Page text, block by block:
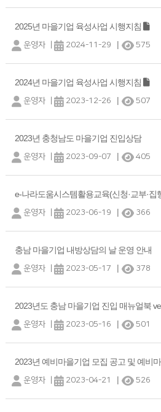
2025년 마을기업 육성사업 시행지침
운영자 2024-11-29 | 575
2024년 마을기업 육성사업 시행지침
운영자 2023-12-26 | 507
2023년 충청남도 마을기업 진입상담
운영자 2023-09-07 | 405
e-나라도움시스템활용교육(신청·교부·집
운영자 2023-06-19 | 366
충남 마을기업 내방상담의 날 운영 안내
운영자 2023-05-17 | 378
2023년도 충남 마을기업 진입 매뉴얼북
운영자 2023-05-16 | 501
2023년 예비마을기업 모집 공고 및 예비
운영자 2023-04-21 | 526